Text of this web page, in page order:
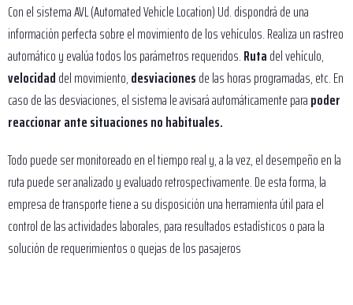
Con el sistema AVL (Automated Vehicle Location) Ud. dispondrá de una
información perfecta sobre el movimiento de los vehículos. Realiza un rastreo
automático y evalúa todos los parámetros requeridos.Rutadel vehículo,
velocidaddel movimiento,desviacionesde las horas programadas, etc. En
caso de las desviaciones, el sistema le avisará automáticamente parapoder
reaccionar ante situaciones no habituales.
Todo puede ser monitoreado en el tiempo real y, a la vez, el desempeño en la
ruta puede ser analizado y evaluado retrospectivamente. De esta forma, la
empresa de transporte tiene a su disposición una herramienta útil para el
control de las actividades laborales, para resultados estadísticos o para la
solución de requerimientos o quejas de los pasajeros